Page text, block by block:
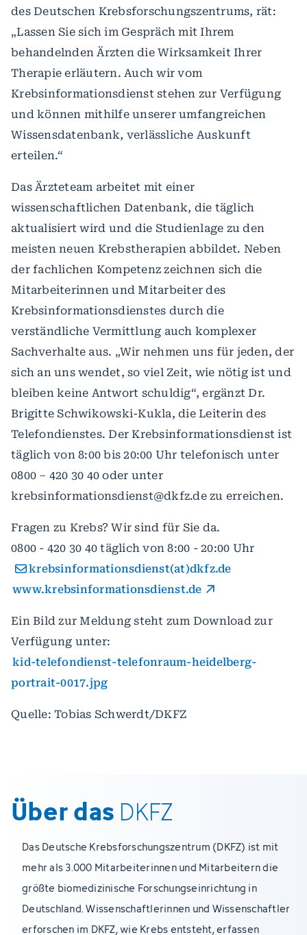
des Deutschen Krebsforschungszentrums, rät:
„Lassen Sie sich im Gespräch mit Ihrem
behandelnden Ärzten die Wirksamkeit Ihrer
Therapie erläutern. Auch wir vom
Krebsinformationsdienst stehen zur Verfügung
und können mithilfe unserer umfangreichen
Wissensdatenbank, verlässliche Auskunft
erteilen.“
Das Ärzteteam arbeitet mit einer
wissenschaftlichen Datenbank, die täglich
aktualisiert wird und die Studienlage zu den
meisten neuen Krebstherapien abbildet. Neben
der fachlichen Kompetenz zeichnen sich die
Mitarbeiterinnen und Mitarbeiter des
Krebsinformationsdienstes durch die
verständliche Vermittlung auch komplexer
Sachverhalte aus. „Wir nehmen uns für jeden, der
sich an uns wendet, so viel Zeit, wie nötig ist und
bleiben keine Antwort schuldig“, ergänzt Dr.
Brigitte Schwikowski-Kukla, die Leiterin des
Telefondienstes. Der Krebsinformationsdienst ist
täglich von 8:00 bis 20:00 Uhr telefonisch unter
0800 – 420 30 40 oder unter
krebsinformationsdienst@dkfz.de zu erreichen.
Fragen zu Krebs? Wir sind für Sie da.
0800 - 420 30 40 täglich von 8:00 - 20:00 Uhr
krebsinformationsdienst(at)dkfz.de
www.krebsinformationsdienst.de
Ein Bild zur Meldung steht zum Download zur
Verfügung unter:
kid-telefondienst-telefonraum-heidelberg-
portrait-0017.jpg
Quelle: Tobias Schwerdt/DKFZ
Über das DKFZ
Das Deutsche Krebsforschungszentrum (DKFZ) ist mit
mehr als 3.000 Mitarbeiterinnen und Mitarbeitern die
größte biomedizinische Forschungseinrichtung in
Deutschland. Wissenschaftlerinnen und Wissenschaftler
erforschen im DKFZ, wie Krebs entsteht, erfassen